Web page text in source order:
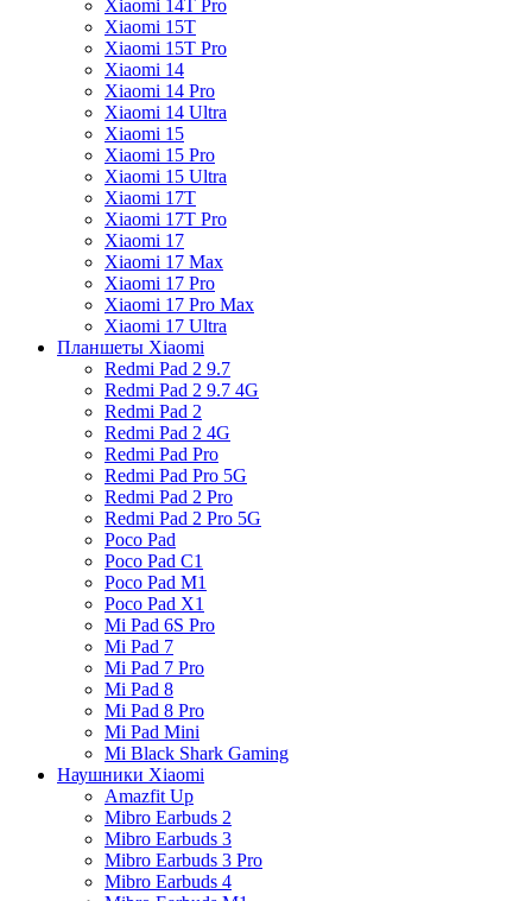
Xiaomi 14T Pro
Xiaomi 15T
Xiaomi 15T Pro
Xiaomi 14
Xiaomi 14 Pro
Xiaomi 14 Ultra
Xiaomi 15
Xiaomi 15 Pro
Xiaomi 15 Ultra
Xiaomi 17T
Xiaomi 17T Pro
Xiaomi 17
Xiaomi 17 Max
Xiaomi 17 Pro
Xiaomi 17 Pro Max
Xiaomi 17 Ultra
Планшеты Xiaomi
Redmi Pad 2 9.7
Redmi Pad 2 9.7 4G
Redmi Pad 2
Redmi Pad 2 4G
Redmi Pad Pro
Redmi Pad Pro 5G
Redmi Pad 2 Pro
Redmi Pad 2 Pro 5G
Poco Pad
Poco Pad C1
Poco Pad M1
Poco Pad X1
Mi Pad 6S Pro
Mi Pad 7
Mi Pad 7 Pro
Mi Pad 8
Mi Pad 8 Pro
Mi Pad Mini
Mi Black Shark Gaming
Наушники Xiaomi
Amazfit Up
Mibro Earbuds 2
Mibro Earbuds 3
Mibro Earbuds 3 Pro
Mibro Earbuds 4